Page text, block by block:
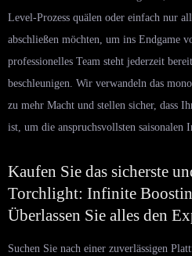
Level-Prozess quälen oder einfach nur
abschließen möchten, um ins Endgame
professionelles Team steht jederzeit
beschleunigen. Wir verwandeln das
zu mehr Macht und stellen sicher, dass
ist, um die anspruchsvollsten saisonalen
Kaufen Sie das sicherste
Torchlight: Infinite
Überlassen Sie alles den
Suchen Sie nach einer zuverlässigen